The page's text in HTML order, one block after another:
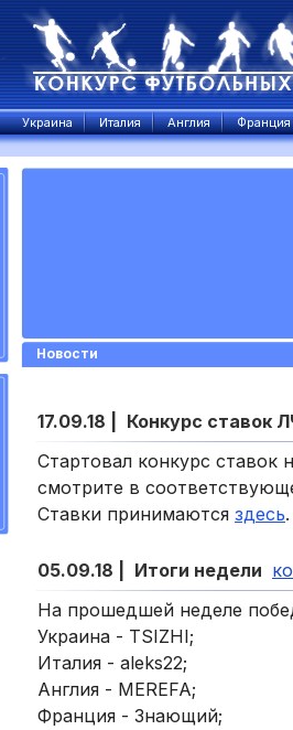
Украина Италия Англия Франция
Новости
17.09.18 |
Конкурс ставок
Стартовал конкурс
смотрите в
Ставки принимаются здесь.
05.09.18 | Итоги недели
На прошедшей неделе
Украина - TSIZHI;
Италия - aleks22;
Англия - MEREFA;
Франция - Знающий;